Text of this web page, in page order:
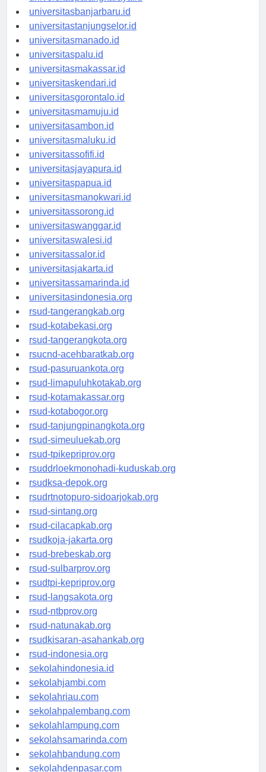
universitaspalangkaraya.id
universitasbanjarbaru.id
universitastanjungselor.id
universitasmanado.id
universitaspalu.id
universitasmakassar.id
universitaskendari.id
universitasgorontalo.id
universitasmamuju.id
universitasambon.id
universitasmaluku.id
universitassofifi.id
universitasjayapura.id
universitaspapua.id
universitasmanokwari.id
universitassorong.id
universitaswanggar.id
universitaswalesi.id
universitassalor.id
universitasjakarta.id
universitassamarinda.id
universitasindonesia.org
rsud-tangerangkab.org
rsud-kotabekasi.org
rsud-tangerangkota.org
rsucnd-acehbaratkab.org
rsud-pasuruankota.org
rsud-limapuluhkotakab.org
rsud-kotamakassar.org
rsud-kotabogor.org
rsud-tanjungpinangkota.org
rsud-simeuluekab.org
rsud-tpikepriprov.org
rsuddrloekmonohadi-kuduskab.org
rsudksa-depok.org
rsudrtnotopuro-sidoarjokab.org
rsud-sintang.org
rsud-cilacapkab.org
rsudkoja-jakarta.org
rsud-brebeskab.org
rsud-sulbarprov.org
rsudtpi-kepriprov.org
rsud-langsakota.org
rsud-ntbprov.org
rsud-natunakab.org
rsudkisaran-asahankab.org
rsud-indonesia.org
sekolahindonesia.id
sekolahjambi.com
sekolahriau.com
sekolahpalembang.com
sekolahlampung.com
sekolahsamarinda.com
sekolahbandung.com